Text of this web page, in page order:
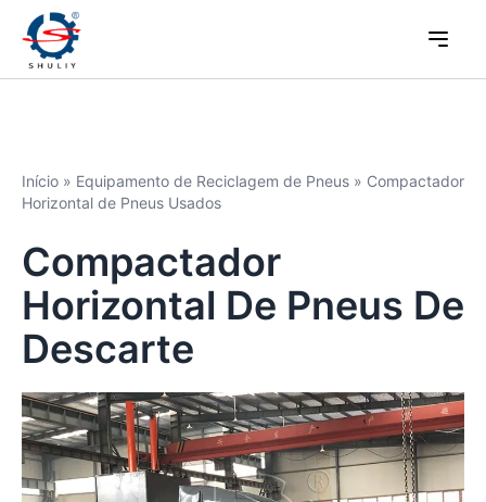
Início » Equipamento de Reciclagem de Pneus » Compactador
Horizontal de Pneus Usados
Compactador
Horizontal De Pneus De
Descarte